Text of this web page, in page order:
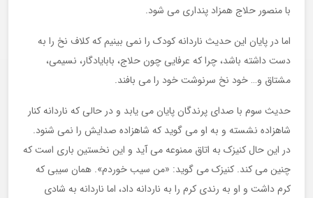
با منصور حلاج همزاد پنداری می شود.
اما در پایان این حدیث ناردانه کودک را نمی بینیم که کلاف نخ را به
دست داشته باشد، چرا که عرفایی چون حلاج، بابایادگار، نسیمی،
مشتاق و… خود نخ سرنوشت خود را می بافند.
حدیث سوم با صدای پرندگان پایان می یابد و در حالی که ناردانه کنار
شاهزاده نشسته و به او می گوید که شاهزاده صدایش را نمی شنود.
در این حال کنیزک به اتاق ممنوعه می آید و این نخستین باری است که
چنین می کند. کنیزک می گوید: «من سیب خوردم». همان سیبی که
کرم داشت و او به رندی کرم را به ناردانه داد، اما ناردانه به شادی